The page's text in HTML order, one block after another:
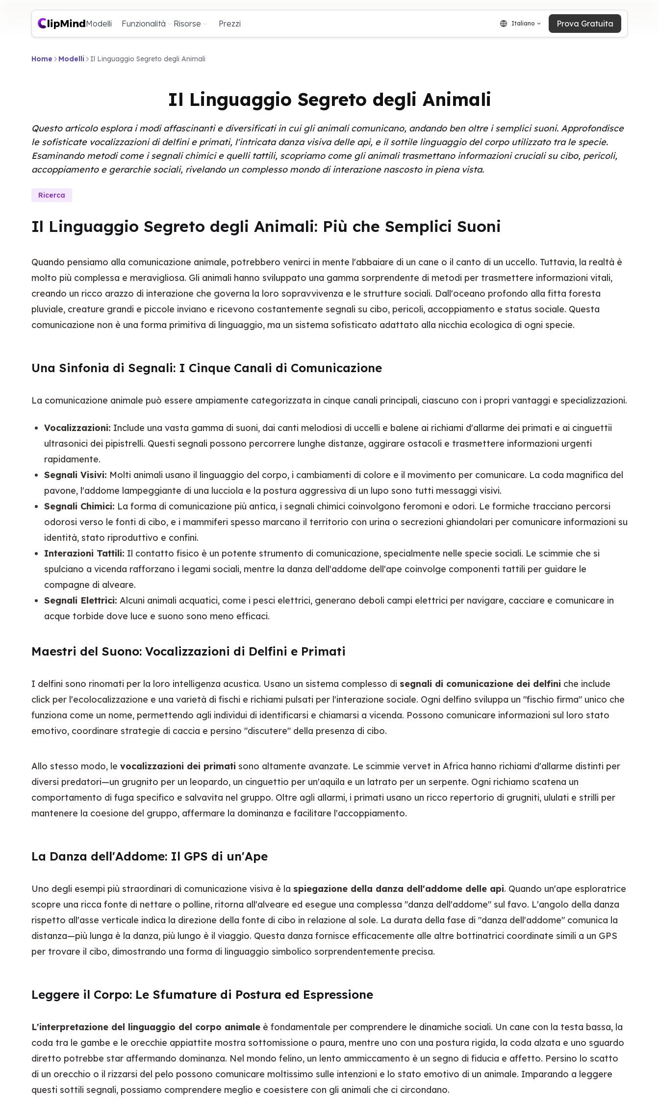
Modelli Funzionalità Risorse Prezzi Italiano Prova Gratuita
Home Modelli Il Linguaggio Segreto degli Animali
Il Linguaggio Segreto degli Animali
Questo articolo esplora i modi affascinanti e diversificati in cui gli animali comunicano, andando ben oltre i semplici suoni. Approfondisce
le sofisticate vocalizzazioni di delfini e primati, l'intricata danza visiva delle api, e il sottile linguaggio del corpo utilizzato tra le specie.
Esaminando metodi come i segnali chimici e quelli tattili, scopriamo come gli animali trasmettano informazioni cruciali su cibo, pericoli,
accoppiamento e gerarchie sociali, rivelando un complesso mondo di interazione nascosto in piena vista.
Ricerca
Il Linguaggio Segreto degli Animali: Più che Semplici Suoni
Quando pensiamo alla comunicazione animale, potrebbero venirci in mente l'abbaiare di un cane o il canto di un uccello. Tuttavia, la realtà è
molto più complessa e meravigliosa. Gli animali hanno sviluppato una gamma sorprendente di metodi per trasmettere informazioni vitali,
creando un ricco arazzo di interazione che governa la loro sopravvivenza e le strutture sociali. Dall'oceano profondo alla fitta foresta
pluviale, creature grandi e piccole inviano e ricevono costantemente segnali su cibo, pericoli, accoppiamento e status sociale. Questa
comunicazione non è una forma primitiva di linguaggio, ma un sistema sofisticato adattato alla nicchia ecologica di ogni specie.
Una Sinfonia di Segnali: I Cinque Canali di Comunicazione
La comunicazione animale può essere ampiamente categorizzata in cinque canali principali, ciascuno con i propri vantaggi e specializzazioni.
Vocalizzazioni: Include una vasta gamma di suoni, dai canti melodiosi di uccelli e balene ai richiami d'allarme dei primati e ai cinguettii
ultrasonici dei pipistrelli. Questi segnali possono percorrere lunghe distanze, aggirare ostacoli e trasmettere informazioni urgenti
rapidamente.
Segnali Visivi: Molti animali usano il linguaggio del corpo, i cambiamenti di colore e il movimento per comunicare. La coda magnifica del
pavone, l'addome lampeggiante di una lucciola e la postura aggressiva di un lupo sono tutti messaggi visivi.
Segnali Chimici: La forma di comunicazione più antica, i segnali chimici coinvolgono feromoni e odori. Le formiche tracciano percorsi
odorosi verso le fonti di cibo, e i mammiferi spesso marcano il territorio con urina o secrezioni ghiandolari per comunicare informazioni su
identità, stato riproduttivo e confini.
Interazioni Tattili: Il contatto fisico è un potente strumento di comunicazione, specialmente nelle specie sociali. Le scimmie che si
spulciano a vicenda rafforzano i legami sociali, mentre la danza dell'addome dell'ape coinvolge componenti tattili per guidare le
compagne di alveare.
Segnali Elettrici: Alcuni animali acquatici, come i pesci elettrici, generano deboli campi elettrici per navigare, cacciare e comunicare in
acque torbide dove luce e suono sono meno efficaci.
Maestri del Suono: Vocalizzazioni di Delfini e Primati
I delfini sono rinomati per la loro intelligenza acustica. Usano un sistema complesso di segnali di comunicazione dei delfini che include
click per l'ecolocalizzazione e una varietà di fischi e richiami pulsati per l'interazione sociale. Ogni delfino sviluppa un "fischio firma" unico che
funziona come un nome, permettendo agli individui di identificarsi e chiamarsi a vicenda. Possono comunicare informazioni sul loro stato
emotivo, coordinare strategie di caccia e persino "discutere" della presenza di cibo.
Allo stesso modo, le vocalizzazioni dei primati sono altamente avanzate. Le scimmie vervet in Africa hanno richiami d'allarme distinti per
diversi predatori—un grugnito per un leopardo, un cinguettio per un'aquila e un latrato per un serpente. Ogni richiamo scatena un
comportamento di fuga specifico e salvavita nel gruppo. Oltre agli allarmi, i primati usano un ricco repertorio di grugniti, ululati e strilli per
mantenere la coesione del gruppo, affermare la dominanza e facilitare l'accoppiamento.
La Danza dell'Addome: Il GPS di un'Ape
Uno degli esempi più straordinari di comunicazione visiva è la spiegazione della danza dell'addome delle api. Quando un'ape esploratrice
scopre una ricca fonte di nettare o polline, ritorna all'alveare ed esegue una complessa "danza dell'addome" sul favo. L'angolo della danza
rispetto all'asse verticale indica la direzione della fonte di cibo in relazione al sole. La durata della fase di "danza dell'addome" comunica la
distanza—più lunga è la danza, più lungo è il viaggio. Questa danza fornisce efficacemente alle altre bottinatrici coordinate simili a un GPS
per trovare il cibo, dimostrando una forma di linguaggio simbolico sorprendentemente precisa.
Leggere il Corpo: Le Sfumature di Postura ed Espressione
L'interpretazione del linguaggio del corpo animale è fondamentale per comprendere le dinamiche sociali. Un cane con la testa bassa, la
coda tra le gambe e le orecchie appiattite mostra sottomissione o paura, mentre uno con una postura rigida, la coda alzata e uno sguardo
diretto potrebbe star affermando dominanza. Nel mondo felino, un lento ammiccamento è un segno di fiducia e affetto. Persino lo scatto
di un orecchio o il rizzarsi del pelo possono comunicare moltissimo sulle intenzioni e lo stato emotivo di un animale. Imparando a leggere
questi sottili segnali, possiamo comprendere meglio e coesistere con gli animali che ci circondano.